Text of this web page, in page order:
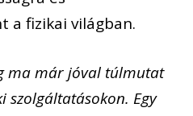
a fizikai világban.
ma már jóval túlmutat
szolgáltatásokon. Egy